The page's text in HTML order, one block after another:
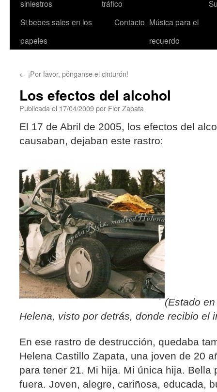
siniestros
tráfico
Si bebes sales en los
papeles
Contacto Música para el
recuerdo
← ¡Por favor, pónganse el cinturón!
Los efectos del alcohol
Publicada el 17/04/2009por Flor Zapata
El 17 de Abril de 2005, los efectos del
causaban, dejaban este rastro:
(Estado
Helena, visto por detrás, donde recibio el
En ese rastro de destrucción, quedaba
Helena Castillo Zapata, una joven de 20
para tener 21. Mi hija. Mi única hija. Bella
fuera. Joven, alegre, cariñosa, educada,